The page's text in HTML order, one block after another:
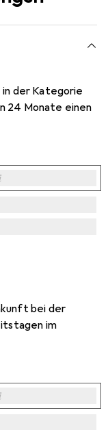
der Kategorie
24 Monate einen
bei der
im